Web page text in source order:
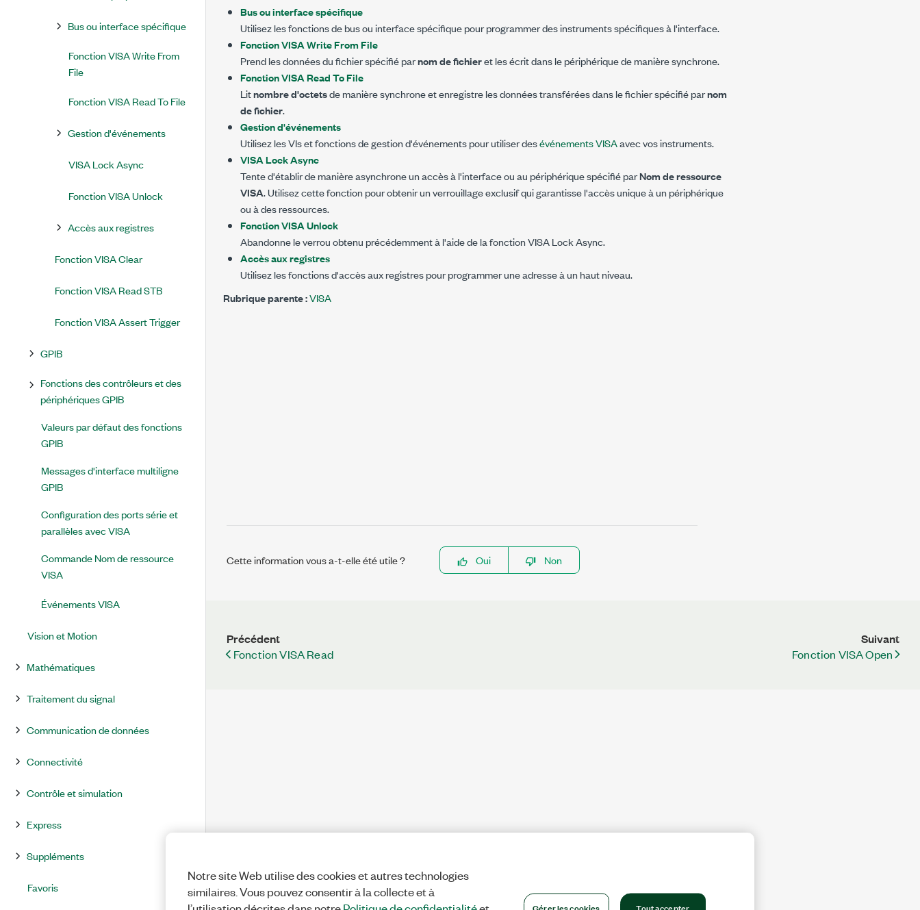
Bus ou interface spécifique
Fonction VISA Write From
File
Fonction VISA Read To File
Gestion d'événements
VISA Lock Async
Fonction VISA Unlock
Accès aux registres
Fonction VISA Clear
Fonction VISA Read STB
Fonction VISA Assert Trigger
GPIB
Fonctions des contrôleurs et des
périphériques GPIB
Valeurs par défaut des fonctions
GPIB
Messages d'interface multiligne
GPIB
Configuration des ports série et
parallèles avec VISA
Commande Nom de ressource
VISA
Événements VISA
Vision et Motion
Mathématiques
Traitement du signal
Communication de données
Connectivité
Contrôle et simulation
Express
Suppléments
Favoris
Bus ou interface spécifique
Utilisez les fonctions de bus ou interface spécifique pour programmer des instruments spécifiques à l'interface.
Fonction VISA Write From File
Prend les données du fichier spécifié parnom de fichieret les écrit dans le périphérique de manière synchrone.
Fonction VISA Read To File
Litnombre d'octetsde manière synchrone et enregistre les données transférées dans le fichier spécifié parnom
de fichier.
Gestion d'événements
Utilisez les VIs et fonctions de gestion d'événements pour utiliser desévénements VISAavec vos instruments.
VISA Lock Async
Tente d'établir de manière asynchrone un accès à l'interface ou au périphérique spécifié parNom de ressource
VISA. Utilisez cette fonction pour obtenir un verrouillage exclusif qui garantisse l'accès unique à un périphérique
ou à des ressources.
Fonction VISA Unlock
Abandonne le verrou obtenu précédemment à l'aide de la fonction VISA Lock Async.
Accès aux registres
Utilisez les fonctions d'accès aux registres pour programmer une adresse à un haut niveau.
Rubrique parente :VISA
Cette information vous a-t-elle été utile ? Oui Non
Précédent
Fonction VISA Read
Suivant
Fonction VISA Open
Notre site Web utilise des cookies et autres technologies
similaires. Vous pouvez consentir à la collecte et à
Gérer les cookies Tout accepter